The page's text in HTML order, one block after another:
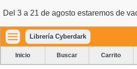
Del 3 a 21 de agosto estaremos de
Librería Cyberdark
Inicio Buscar Carrito